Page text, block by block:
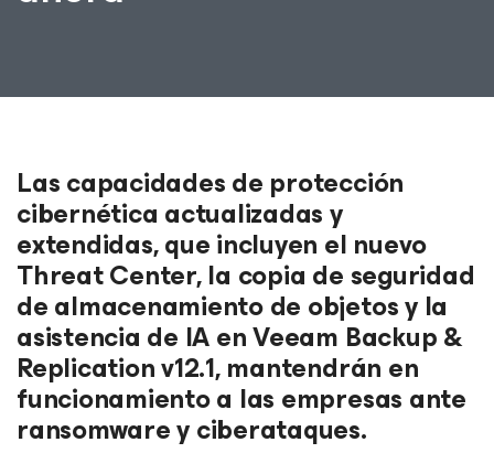
Las capacidades de protección
cibernética actualizadas y
extendidas, que incluyen el nuevo
Threat Center, la copia de seguridad
de almacenamiento de objetos y la
asistencia de IA en Veeam Backup &
Replication v12.1, mantendrán en
funcionamiento a las empresas ante
ransomware y ciberataques.